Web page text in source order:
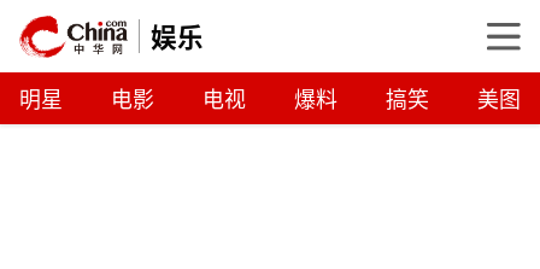
娱乐
明星 电影 电视 爆料 搞笑 美图